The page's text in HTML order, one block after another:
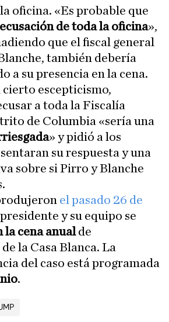
oficina. «Es probable que
de toda la oficina»,
que el fiscal general
también debería
a su presencia en la cena.
cierto escepticismo,
a toda la Fiscalía
de Columbia «sería una
» y pidió a los
su respuesta y una
sobre si Pirro y Blanche
el pasado 26 de
y su equipo se
la cena anualde
la Casa Blanca. La
del caso está programada
.